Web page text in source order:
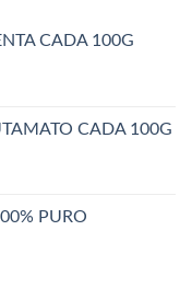
CADA 100G
CADA 100G
PURO